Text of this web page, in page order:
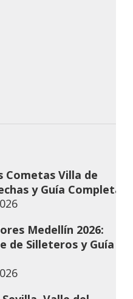
Cometas Villa de
y Guía Completa
Medellín 2026:
de Silleteros y Guía